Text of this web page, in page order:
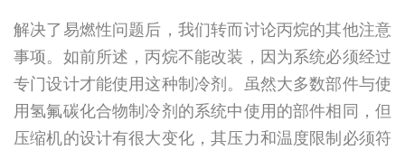
解决了易燃性问题后，我们转而讨论丙烷的其他注意
事项。如前所述，丙烷不能改装，因为系统必须经过
专门设计才能使用这种制冷剂。虽然大多数部件与使
用氢氟碳化合物制冷剂的系统中使用的部件相同，但
压缩机的设计有很大变化，其压力和温度限制必须符